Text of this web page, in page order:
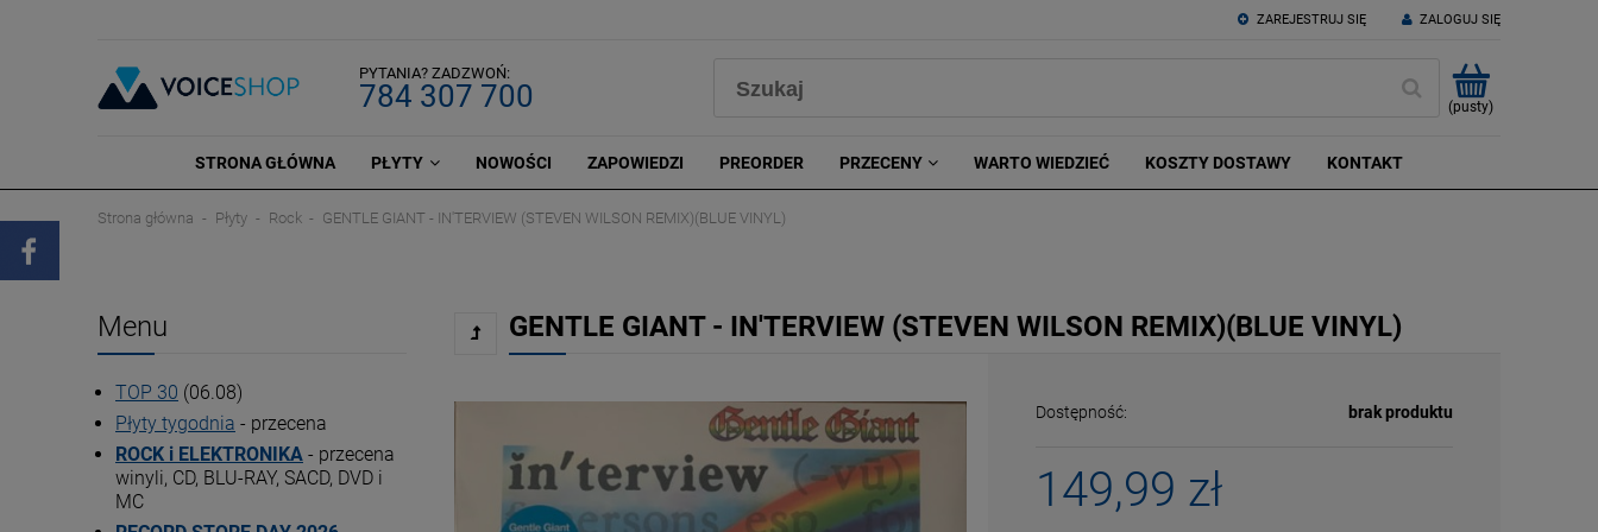
ZAREJESTRUJ SIĘ ZALOGUJ SIĘ
PYTANIA? ZADZWOŃ:
784 307 700 (pusty)
STRONA GŁÓWNA PŁYTY NOWOŚCI ZAPOWIEDZI PREORDER PRZECENY WARTO WIEDZIEĆ KOSZTY DOSTAWY KONTAKT
Strona główna Płyty Rock GENTLE GIANT - IN'TERVIEW (STEVEN WILSON REMIX)(BLUE VINYL)
Menu
TOP 30 (06.08)
Płyty tygodnia - przecena
ROCK i ELEKTRONIKA - przecena
winyli, CD, BLU-RAY, SACD, DVD i
MC
GENTLE GIANT - IN'TERVIEW (STEVEN WILSON REMIX)(BLUE VINYL)
Dostępność: brak produktu
149,99 zł